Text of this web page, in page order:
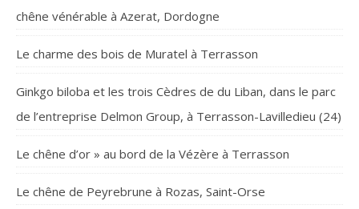
chêne vénérable à Azerat, Dordogne
Le charme des bois de Muratel à Terrasson
Ginkgo biloba et les trois Cèdres de du Liban, dans le parc
de l’entreprise Delmon Group, à Terrasson-Lavilledieu (24)
Le chêne d’or » au bord de la Vézère à Terrasson
Le chêne de Peyrebrune à Rozas, Saint-Orse